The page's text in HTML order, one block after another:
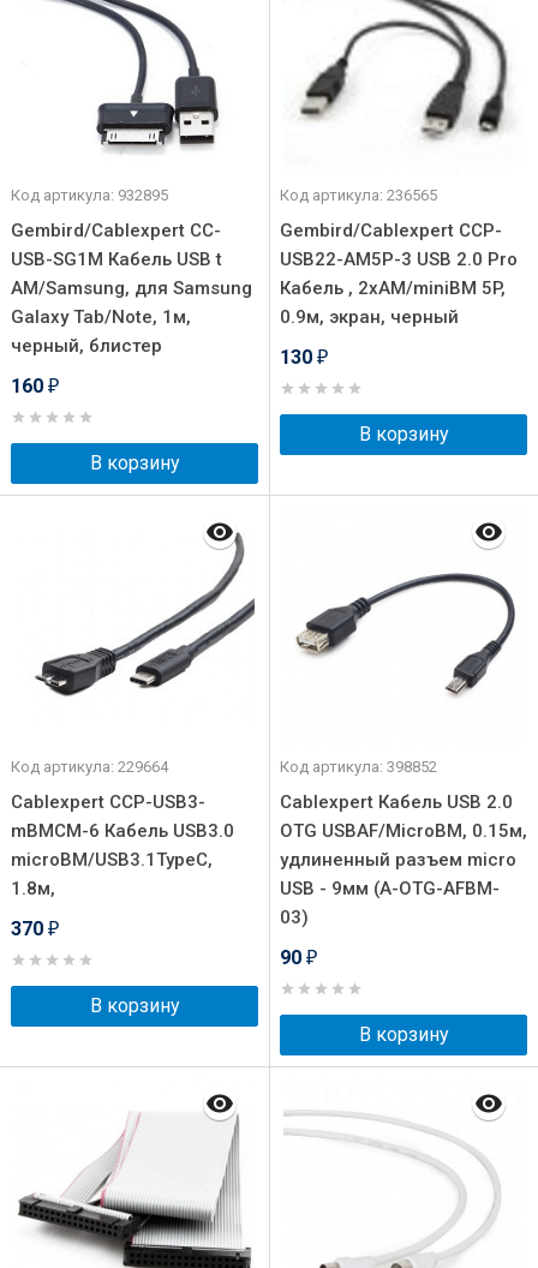
Код артикула: 932895
Gembird/Cablexpert CC-
USB-SG1M Кабель USB t
AM/Samsung, для Samsung
Galaxy Tab/Note, 1м,
черный, блистер
160 ₽
В корзину
Код артикула: 236565
Gembird/Cablexpert CCP-
USB22-AM5P-3 USB 2.0 Pro
Кабель , 2xAM/miniBM 5P,
0.9м, экран, черный
130 ₽
В корзину
Код артикула: 229664
Cablexpert CCP-USB3-
mBMCM-6 Кабель USB3.0
microBM/USB3.1TypeC,
1.8м,
370 ₽
В корзину
Код артикула: 398852
Cablexpert Кабель USB 2.0
OTG USBAF/MicroBM, 0.15м,
удлиненный разъем micro
USB - 9мм (A-OTG-AFBM-
03)
90 ₽
В корзину